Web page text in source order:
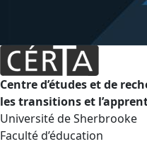
Centre d’études et de
les transitions et
Université de Sherbrooke
Faculté d’éducation